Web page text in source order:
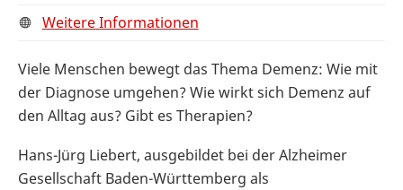
Weitere Informationen
Viele Menschen bewegt das Thema Demenz: Wie mit
der Diagnose umgehen? Wie wirkt sich Demenz auf
den Alltag aus? Gibt es Therapien?
Hans-Jürg Liebert, ausgebildet bei der Alzheimer
Gesellschaft Baden-Württemberg als